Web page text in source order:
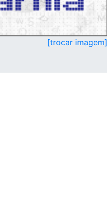
[trocar imagem]